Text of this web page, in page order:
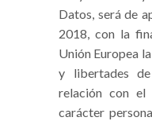
Datos, será de
2018, con la
Unión Europea
y libertades
relación con el
carácter